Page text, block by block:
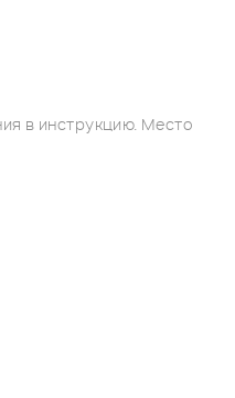
в инструкцию. Место